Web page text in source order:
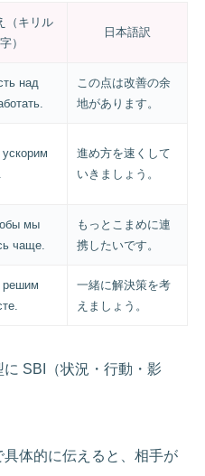
（キリル
）
日本語訳
над
この点は改善の余
地があります。
進め方を速くして
いきましょう。
мы
чаще.
もっとこまめに連
携したいです。
решим
一緒に解決策を考
えましょう。
SBI（状況・行動・影
体的に伝えると、相手が